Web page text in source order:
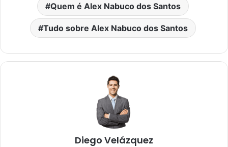
Quem é Alex Nabuco dos Santos
Tudo sobre Alex Nabuco dos Santos
Diego Velázquez